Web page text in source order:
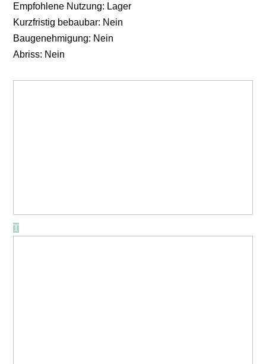
Empfohlene Nutzung: Lager
Kurzfristig bebaubar: Nein
Baugenehmigung: Nein
Abriss: Nein